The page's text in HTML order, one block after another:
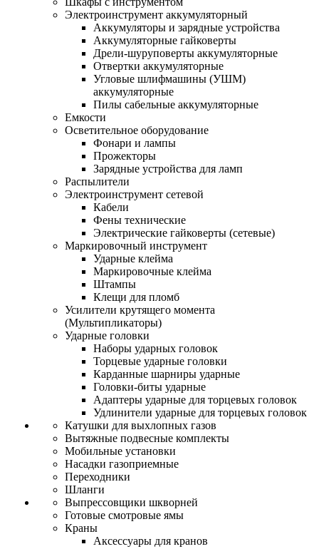
Электроинструмент аккумуляторный
Аккумуляторы и зарядные устройства
Аккумуляторные гайковерты
Дрели-шуруповерты аккумуляторные
Отвертки аккумуляторные
Угловые шлифмашины (УШМ)
аккумуляторные
Пилы сабельные аккумуляторные
Емкости
Осветительное оборудование
Фонари и лампы
Прожекторы
Зарядные устройства для ламп
Распылители
Электроинструмент сетевой
Кабели
Фены технические
Электрические гайковерты (сетевые)
Маркировочный инструмент
Ударные клейма
Маркировочные клейма
Штампы
Клещи для пломб
Усилители крутящего момента
(Мультипликаторы)
Ударные головки
Наборы ударных головок
Торцевые ударные головки
Карданные шарниры ударные
Головки-биты ударные
Адаптеры ударные для торцевых головок
Удлинители ударные для торцевых головок
Катушки для выхлопных газов
Вытяжные подвесные комплекты
Мобильные установки
Насадки газоприемные
Переходники
Шланги
Выпрессовщики шкворней
Готовые смотровые ямы
Краны
Аксессуары для кранов